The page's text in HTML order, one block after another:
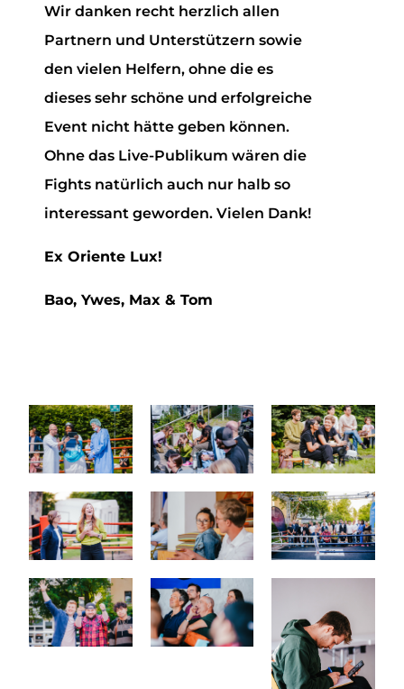
Wir danken recht herzlich allen
Partnern und Unterstützern sowie
den vielen Helfern, ohne die es
dieses sehr schöne und erfolgreiche
Event nicht hätte geben können.
Ohne das Live-Publikum wären die
Fights natürlich auch nur halb so
interessant geworden. Vielen Dank!
Ex Oriente Lux!
Bao, Ywes, Max & Tom